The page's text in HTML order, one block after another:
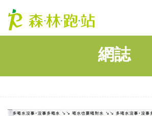
網誌